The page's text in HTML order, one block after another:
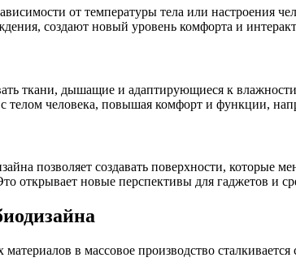
от температуры тела или настроения
создают новый уровень комфорта и
ткани, дышащие и адаптирующиеся к
телом человека, повышая комфорт и функции,
позволяет создавать поверхности,
открывает новые перспективы для гаджетов и
в массовое производство